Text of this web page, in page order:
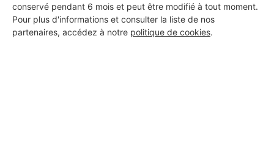
conservé pendant 6 mois et peut être modifié à tout moment.
Pour plus d'informations et consulter la liste de nos
partenaires, accédez à notre politique de cookies.
261 projets acceptés
18 ans d'expérience